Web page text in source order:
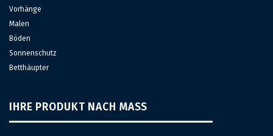
Vorhänge
Malen
Böden
Sonnenschutz
Betthäupter
IHRE PRODUKT NACH MASS